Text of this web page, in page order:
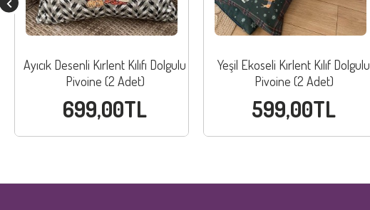
Ayıcık Desenli Kırlent Kılıfı Dolgulu
Pivoine (2 Adet)
699,00TL
Yeşil Ekoseli Kırlent Kılıf Dolgulu
Pivoine (2 Adet)
599,00TL